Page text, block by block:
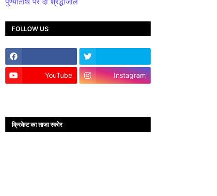
FOLLOW US
YouTube Instagram
क्रिकेट का ताजा स्कोर